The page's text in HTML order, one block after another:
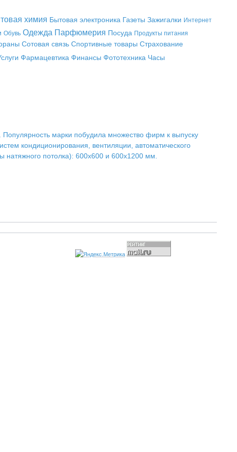
химия Бытовая электроника Газеты Зажигалки Интернет
Обувь Одежда Парфюмерия Посуда Продукты питания
Сотовая связь Спортивные товары Страхование
Фармацевтика Финансы Фототехника Часы
марки побудила множество фирм к выпуску
кондиционирования, вентиляции, автоматического
потолка): 600х600 и 600х1200 мм.